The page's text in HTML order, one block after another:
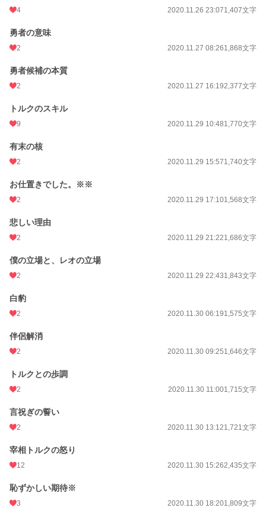
4 2020.11.26 23:071,407文字
勇者の意味
2 2020.11.27 08:261,868文字
勇者候補の本質
2 2020.11.27 16:192,377文字
トルクのスキル
9 2020.11.29 10:481,770文字
有末の核
2 2020.11.29 15:571,740文字
お仕置きでした。※※
2 2020.11.29 17:101,568文字
悲しい理由
2 2020.11.29 21:221,686文字
僕の立場と、レオの立場
2 2020.11.29 22:431,843文字
白豹
2 2020.11.30 06:191,575文字
伴侶解消
2 2020.11.30 09:251,646文字
トルクとの歩調
2 2020.11.30 11:001,715文字
言祝ぎの誓い
2 2020.11.30 13:121,721文字
宰相トルクの怒り
12 2020.11.30 15:262,435文字
恥ずかしい期待※
3 2020.11.30 18:201,809文字